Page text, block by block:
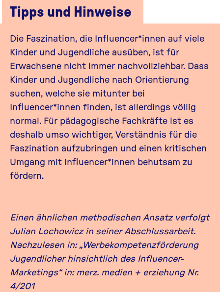
Tipps und Hinweise
Die Faszination, die Influencer*innen auf viele
Kinder und Jugendliche ausüben, ist für
Erwachsene nicht immer nachvollziehbar. Dass
Kinder und Jugendliche nach Orientierung
suchen, welche sie mitunter bei
Influencer*innen finden, ist allerdings völlig
normal. Für pädagogische Fachkräfte ist es
deshalb umso wichtiger, Verständnis für die
Faszination aufzubringen und einen kritischen
Umgang mit Influencer*innen behutsam zu
fördern.
Einen ähnlichen methodischen Ansatz verfolgt
Julian Lochowicz in seiner Abschlussarbeit.
Nachzulesen in: „Werbekompetenzförderung
Jugendlicher hinsichtlich des Influencer-
Marketings“ in: merz. medien + erziehung Nr.
4/201